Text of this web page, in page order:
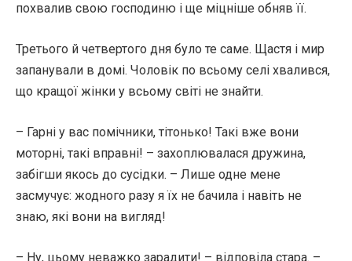
похвалив свою господиню і ще міцніше обняв її.
Третього й четвертого дня було те саме. Щастя і мир
запанували в домі. Чоловік по всьому селі хвалився,
що кращої жінки у всьому світі не знайти.
– Гарні у вас помічники, тітонько! Такі вже вони
моторні, такі вправні! – захоплювалася дружина,
забігши якось до сусідки. – Лише одне мене
засмучує: жодного разу я їх не бачила і навіть не
знаю, які вони на вигляд!
– Ну, цьому неважко зарадити! – відповіла стара. –